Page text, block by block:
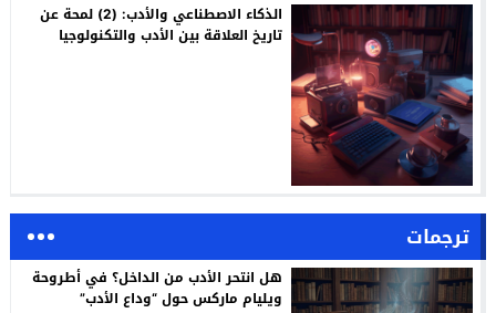
الذكاء الاصطناعي والأدب: (2) لمحة عن
تاريخ العلاقة بين الأدب والتكنولوجيا
ترجمات
هل انتحر الأدب من الداخل؟ في أطروحة
ويليام ماركس حول “وداع الأدب”